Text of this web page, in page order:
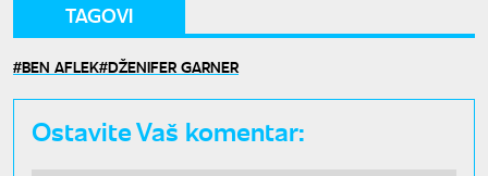
TAGOVI
BEN AFLEK DŽENIFER GARNER
Ostavite Vaš komentar: